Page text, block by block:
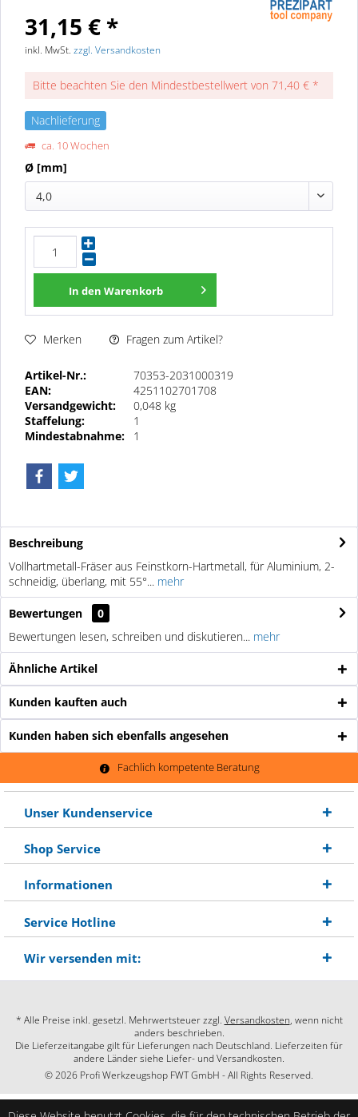
31,15 € *
inkl. MwSt. zzgl. Versandkosten
Bitte beachten Sie den Mindestbestellwert von 71,40 € *
Nachlieferung
ca. 10 Wochen
Ø [mm]
4,0
In den Warenkorb
Merken Fragen zum Artikel?
Artikel-Nr.:
70353-2031000319
EAN:
4251102701708
Versandgewicht:
0,048 kg
Staffelung:
1
Mindestabnahme:
1
Beschreibung
Vollhartmetall-Fräser aus Feinstkorn-Hartmetall, für Aluminium, 2-
schneidig, überlang, mit 55°... mehr
Bewertungen
0
Bewertungen lesen, schreiben und diskutieren... mehr
Ähnliche Artikel
Kunden kauften auch
Kunden haben sich ebenfalls angesehen
Fachlich kompetente Beratung
Unser Kundenservice
Shop Service
Informationen
Service Hotline
Wir versenden mit:
* Alle Preise inkl. gesetzl. Mehrwertsteuer zzgl. Versandkosten, wenn nicht
anders beschrieben.
Die Lieferzeitangabe gilt für Lieferungen nach Deutschland. Lieferzeiten für
andere Länder siehe Liefer- und Versandkosten.
© 2026 Profi Werkzeugshop FWT GmbH - All Rights Reserved.